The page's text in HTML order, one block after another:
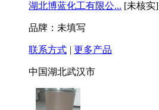
湖北博蓝化工有限公... [未核实]
品牌：未填写
联系方式 | 更多产品
中国湖北武汉市